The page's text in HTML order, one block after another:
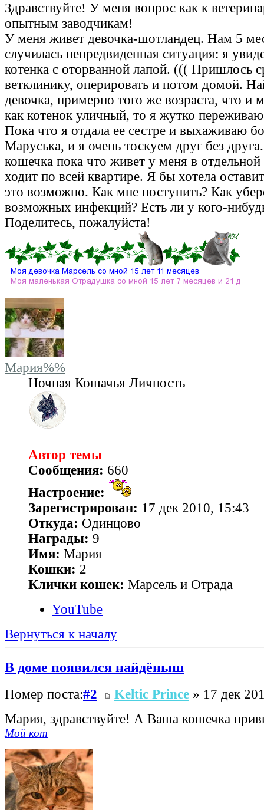
Здравствуйте! У меня вопрос как к
опытным заводчикам!
У меня живет девочка-шотландец. Нам 5
случилась непредвиденная ситуация: я
котенка с оторванной лапой. ((( Пришлось
ветклинику, оперировать и потом домой.
девочка, примерно того же возраста, что и
как котенок уличный, то я жутко
Пока что я отдала ее сестре и выхаживаю
Маруська, и я очень тоскуем друг без
кошечка пока что живет у меня в отдельной
ходит по всей квартире. Я бы хотела
это возможно. Как мне поступить? Как
возможных инфекций? Есть ли у кого-
Поделитесь, пожалуйста!
Мария%%
Ночная Кошачья Личность
Автор темы
Сообщения: 660
Настроение:
Зарегистрирован: 17 дек 2010, 15:43
Откуда: Одинцово
Награды: 9
Имя: Мария
Кошки: 2
Клички кошек: Марсель и Отрада
YouTube
Вернуться к началу
В доме появился найдёныш
Номер поста:#2 Keltic Prince » 17 дек
Мария, здравствуйте! А Ваша кошечка
Мой кот